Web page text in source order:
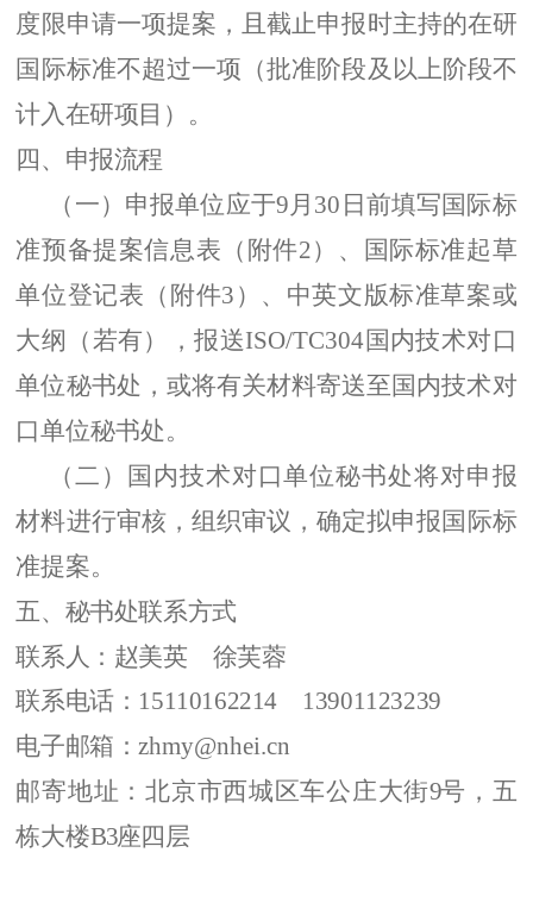
度限申请一项提案 ，且截止申报时主持的在研
国际标准不超过一项（批准阶段及以上阶段不
计入在研项目） 。
四、 申报流程
（一） 申报单位应于9月30日前填写国际标
准预备提案信息表（附件2） 、国际标准起草
单位登记表（附件3）、中英文版标准草案或
大纲（若有）
，报送ISO/TC304国内技术对口
单位秘书处，或将有关材料寄送至国内技术对
口单位秘书处。
（二）
国内技术对口单位秘书处将对申报
材料进行审核， 组织审议，确定拟申报国际标
准提案。
五、 秘书处联系方式
联系人：赵美英
徐芙蓉
联系电话： 15110162214
13901123239
电子邮箱：zhmy@nhei.cn
邮寄地址：北京市西城区车公庄大街9号，五
栋大楼B3座四层